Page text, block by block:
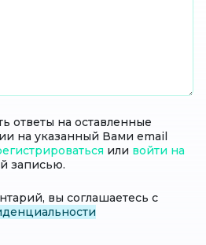
ответы на оставленные
на указанный Вами email
или войти на
записью.
вы соглашаетесь с